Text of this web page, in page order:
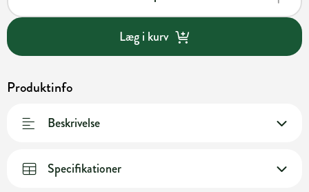
Læg i kurv
Produktinfo
Beskrivelse
Specifikationer